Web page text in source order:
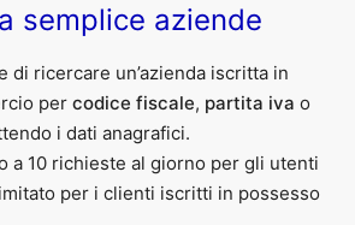
semplice aziende
di ricercare un’azienda iscritta in
percodice fiscale, partita iva o
i dati anagrafici.
a 10 richieste al giorno per gli utenti
per i clienti iscritti in possesso